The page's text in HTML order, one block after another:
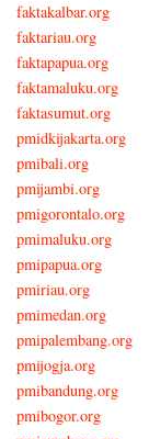
faktakalbar.org
faktariau.org
faktapapua.org
faktamaluku.org
faktasumut.org
pmidkijakarta.org
pmibali.org
pmijambi.org
pmigorontalo.org
pmimaluku.org
pmipapua.org
pmiriau.org
pmimedan.org
pmipalembang.org
pmijogja.org
pmibandung.org
pmibogor.org